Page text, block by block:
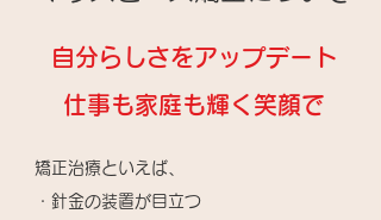
自分らしさをアップデート
仕事も家庭も輝く笑顔で
矯正治療といえば、
・針金の装置が目立つ